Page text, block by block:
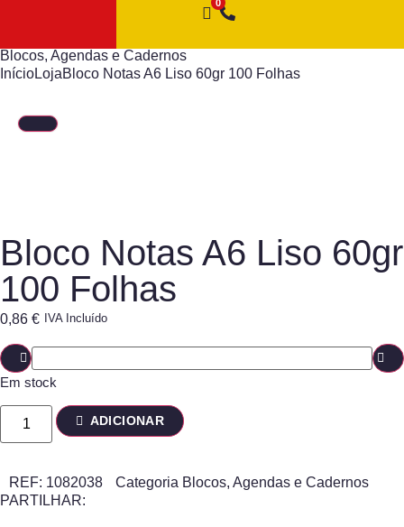
Blocos, Agendas e Cadernos
InícioLojaBloco Notas A6 Liso 60gr 100 Folhas
Bloco Notas A6 Liso 60gr
100 Folhas
0,86 € IVA Incluído
Em stock
ADICIONAR
REF: 1082038 Categoria Blocos, Agendas e Cadernos
PARTILHAR: